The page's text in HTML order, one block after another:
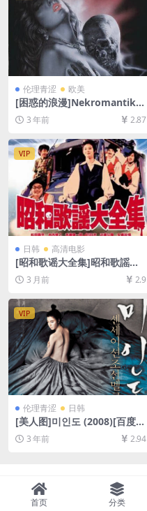
伦理青涩 欧美
[困惑的浪漫]Nekromantik
(1988)[百度网盘+夸克网盘10
80P超清未删减资源][网盘在
线播放/下载][MP4/4.5GB][中
文字幕]
3 年前 2.87
VIP
日韩 高清电影
[昭和歌谣大全集]昭和歌謡大
全集 (2003)[百度网盘+夸克网
盘1080P超清未删减资源][网
B][中文字幕]
3 月前 2.9
VIP
伦理青涩 日韩
[美人图]미인도 (2008)[百度网
盘+迅雷云盘资源1080P超清
未删减][MP4/4.3GB][韩语中
3 年前 2.94
首页 分类